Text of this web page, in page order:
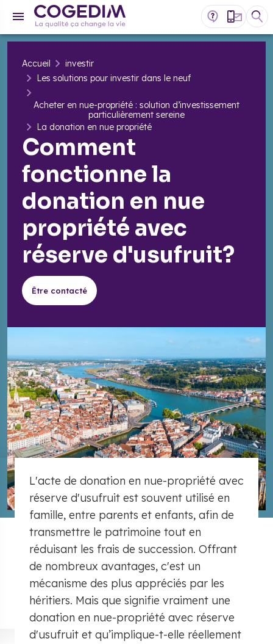
Accueil
investir
Les solutions pour investir dans le neuf
Acheter en nue-propriété : solution d’investissement
particulièrement sereine
La donation en nue propriété
Comment
fonctionne la
donation en nue
propriété avec
réserve d'usufruit?
Être contacté
L'acte de donation en nue-propriété avec
réserve d'usufruit est souvent utilisé en
famille, entre parents et enfants, afin de
transmettre le patrimoine tout en
réduisant les frais de succession. Offrant
de nombreux avantages, c'est un
mécanisme des plus appréciés par les
héritiers. Mais que signifie vraiment une
donation en nue-propriété avec réserve
d'usufruit et qu’implique-t-elle réellement